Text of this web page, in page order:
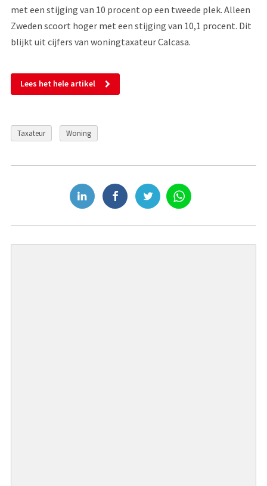
met een stijging van 10 procent op een tweede plek. Alleen
Zweden scoort hoger met een stijging van 10,1 procent. Dit
blijkt uit cijfers van woningtaxateur Calcasa.
Lees het hele artikel
Taxateur Woning